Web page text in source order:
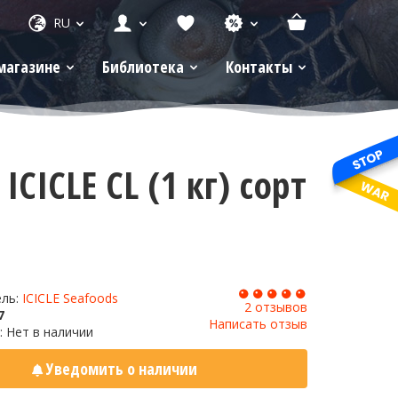
RU
Библиотека Контакты
CL (1 кг) сорт
ICICLE Seafoods
Нет в наличии
2 отзывов
Написать отзыв
Уведомить о наличии